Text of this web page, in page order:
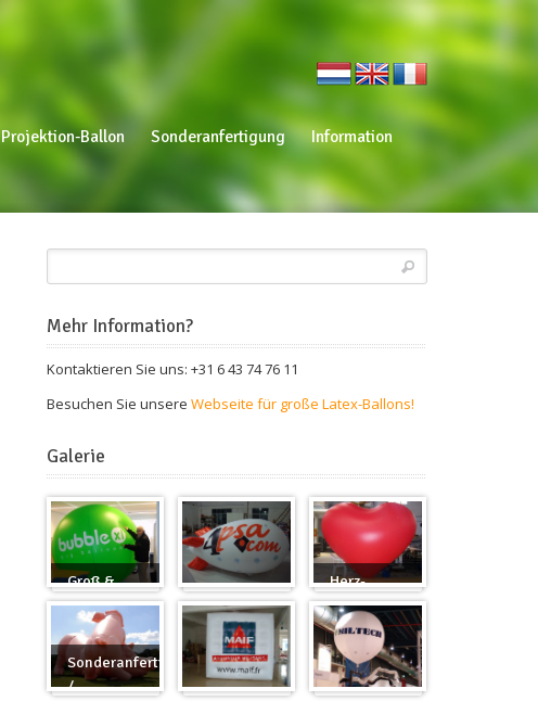
Projektion-Ballon Sonderanfertigung
Information
Mehr Information?
Kontaktieren Sie uns: +31 6 43 74 76 11
Besuchen Sie unsere Webseite für große Latex-Ballons!
Galerie
Groß &
Rund
Zeppelin
Herz-
Ballon
Sonderanfertigung
/